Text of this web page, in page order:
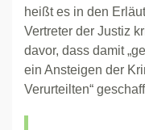
heißt es in den
Vertreter der Justiz
davor, dass damit
ein Ansteigen der
Verurteilten“